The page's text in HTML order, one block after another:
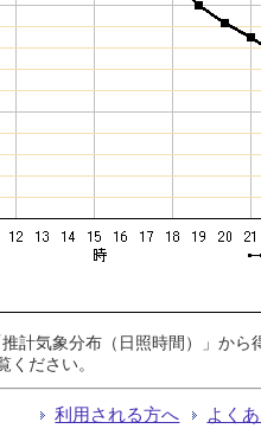
計気象分布（日照時間）」か
ください。
利用される方へ よく